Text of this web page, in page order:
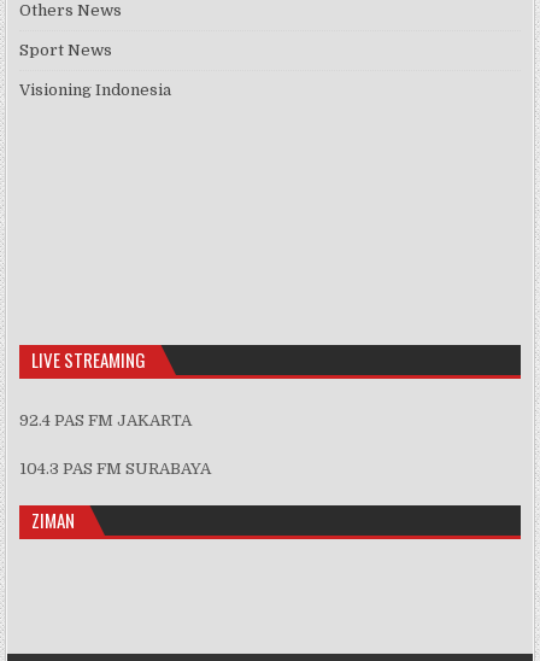
Others News
Sport News
Visioning Indonesia
LIVE STREAMING
92.4 PAS FM JAKARTA
104.3 PAS FM SURABAYA
ZIMAN